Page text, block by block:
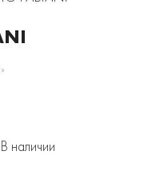
В наличии